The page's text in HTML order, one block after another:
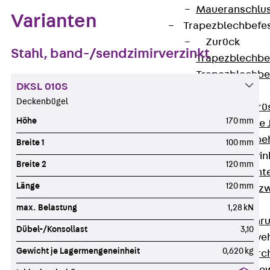
Zurück
Gerüstschuhe
Gerüstschuhe
Zurück
Zurück
Varianten
Stahl, band-/sendzimirverzinkt
DKSL 010S
Deckenbügel
Höhe 170 mm
Breite 1 100 mm
Breite 2 120 mm
Länge 120 mm
max. Belastung 1,28 kN
Dübel-/Konsollast 3,10
Gewicht je Lagermengeneinheit 0,620 kg